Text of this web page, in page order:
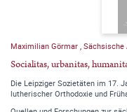
Maximilian Görmar , Sächsische
Socialitas, urbanitas,
Die Leipziger Sozietäten im 17.
lutherischer Orthodoxie und